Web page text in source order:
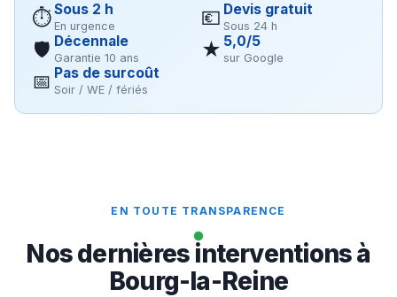
⏱Sous 2 h
En urgence 💶 Devis gratuit
Sous 24 h
🛡 Décennale
Garantie 10 ans ★ 5,0/5
sur Google
📅 Pas de surcoût
Soir / WE / fériés
EN TOUTE TRANSPARENCE
Nos dernières interventions à
Bourg-la-Reine